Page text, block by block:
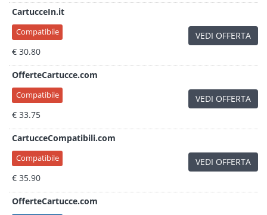
CartucceIn.it
Compatibile
€ 30.80
VEDI OFFERTA
OfferteCartucce.com
Compatibile
€ 33.75
VEDI OFFERTA
CartucceCompatibili.com
Compatibile
€ 35.90
VEDI OFFERTA
OfferteCartucce.com